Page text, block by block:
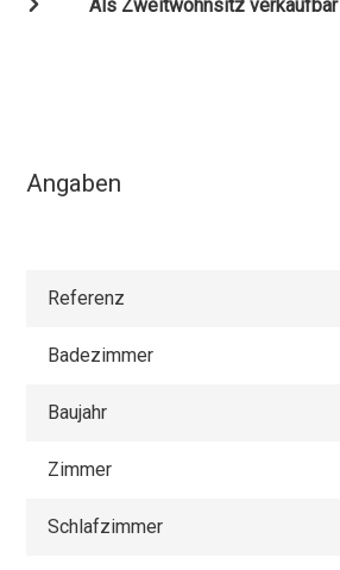
Als Zweitwohnsitz verkaufbar
Angaben
Referenz
Badezimmer
Baujahr
Zimmer
Schlafzimmer